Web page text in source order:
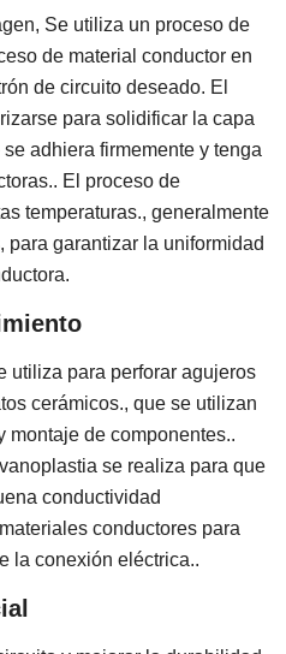
Se utiliza un proceso de
de material conductor en
de circuito deseado. El
para solidificar la capa
adhiera firmemente y tenga
El proceso de
temperaturas., generalmente
para garantizar la uniformidad
utiliza para perforar agujeros
cerámicos., que se utilizan
montaje de componentes..
se realiza para que
conductividad
conductores para
la conexión eléctrica..